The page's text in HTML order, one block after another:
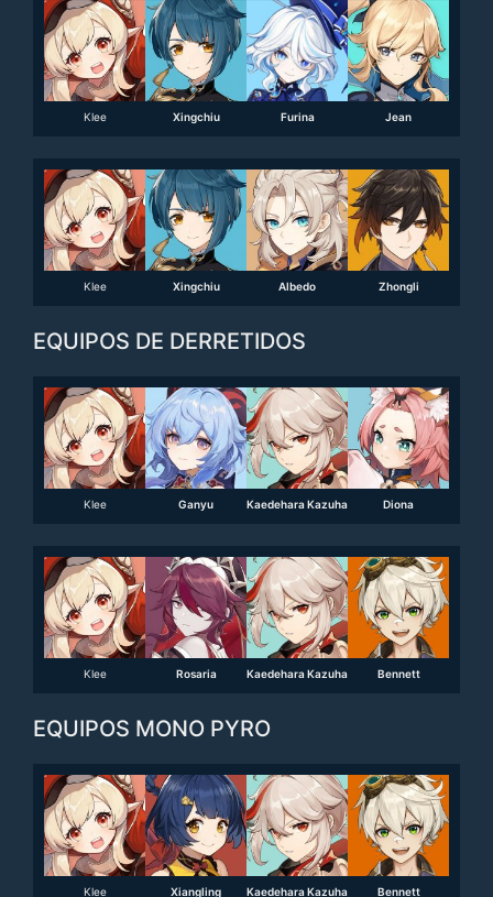
Klee Xingchiu Furina Jean
Klee Xingchiu Albedo Zhongli
EQUIPOS DE DERRETIDOS
Klee Ganyu Kaedehara Kazuha Diona
Klee Rosaria Kaedehara Kazuha Bennett
EQUIPOS MONO PYRO
Klee Xiangling Kaedehara Kazuha Bennett